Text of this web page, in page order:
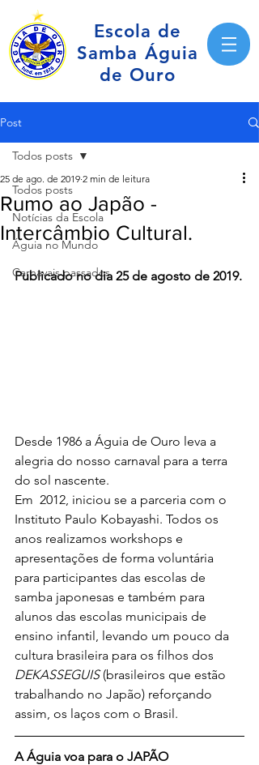
Escola de
Samba Águia
de Ouro
Post
Todos posts
Notícias da Escola
Águia no Mundo
Carnavais passados
Todos posts
Rumo ao Japão -
Intercâmbio Cultural.
25 de ago. de 2019 2 min de leitura
Publicado no dia 25 de agosto de 2019.
Desde 1986 a Águia de Ouro leva a
alegria do nosso carnaval para a terra
do sol nascente.
Em  2012, iniciou se a parceria com o
Instituto Paulo Kobayashi. Todos os
anos realizamos workshops e
apresentações de forma voluntária
para participantes das escolas de
samba japonesas e também para
alunos das escolas municipais de
ensino infantil, levando um pouco da
cultura brasileira para os filhos dos
DEKASSEGUIS (brasileiros que estão
trabalhando no Japão) reforçando
assim, os laços com o Brasil.
A Águia voa para o JAPÃO